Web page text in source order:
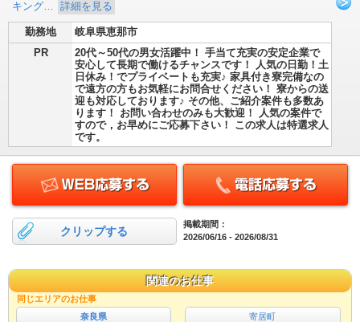
キング…
詳細を見る
勤務地
岐阜県恵那市
PR
20代～50代の男女活躍中！ 手当て充実の安定企業で
安心して長期で働けるチャンスです！ 人気の日勤！土
日休み！でプライベートも充実♪ 家具付き寮完備なの
で遠方の方もお気軽にお問合せください！ 寮からの送
迎も対応しております♪ その他、ご紹介案件も多数あ
ります！ お問い合わせのみも大歓迎！ 人気の案件で
すので，お早めにご応募下さい！ この求人は特選求人
です。
クリップする
掲載期間：
2026/06/16 - 2026/08/31
関連のお仕事
同じエリアのお仕事
奈良県
寄居町